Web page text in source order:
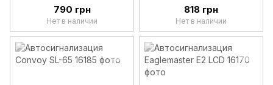
790 грн
Нет в наличии
818 грн
Нет в наличии